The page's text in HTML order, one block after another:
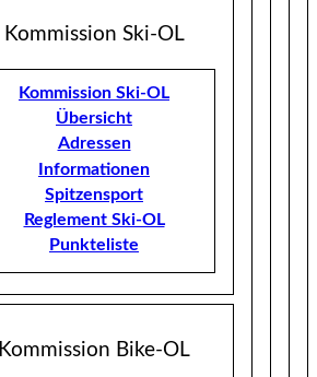
Kommission Ski-OL
Kommission Ski-OL
Übersicht
Adressen
Informationen
Spitzensport
Reglement Ski-OL
Punkteliste
Kommission Bike-OL